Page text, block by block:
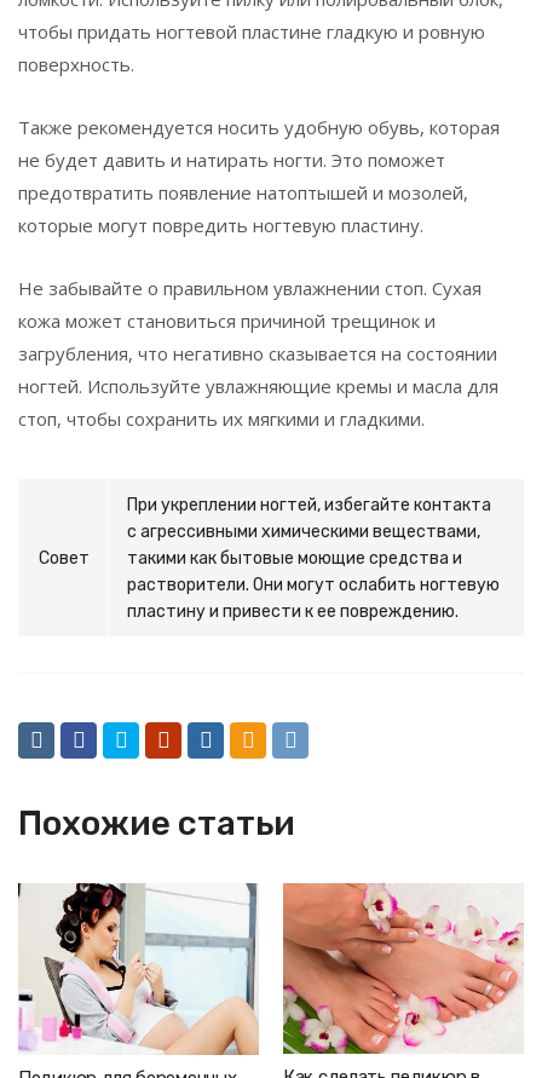
чтобы придать ногтевой пластине гладкую и ровную
поверхность.
Также рекомендуется носить удобную обувь, которая
не будет давить и натирать ногти. Это поможет
предотвратить появление натоптышей и мозолей,
которые могут повредить ногтевую пластину.
Не забывайте о правильном увлажнении стоп. Сухая
кожа может становиться причиной трещинок и
загрубления, что негативно сказывается на состоянии
ногтей. Используйте увлажняющие кремы и масла для
стоп, чтобы сохранить их мягкими и гладкими.
Совет
При укреплении ногтей, избегайте контакта
с агрессивными химическими веществами,
такими как бытовые моющие средства и
растворители. Они могут ослабить ногтевую
пластину и привести к ее повреждению.
Похожие статьи